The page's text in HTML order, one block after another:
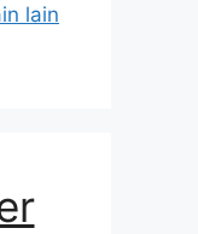
lain